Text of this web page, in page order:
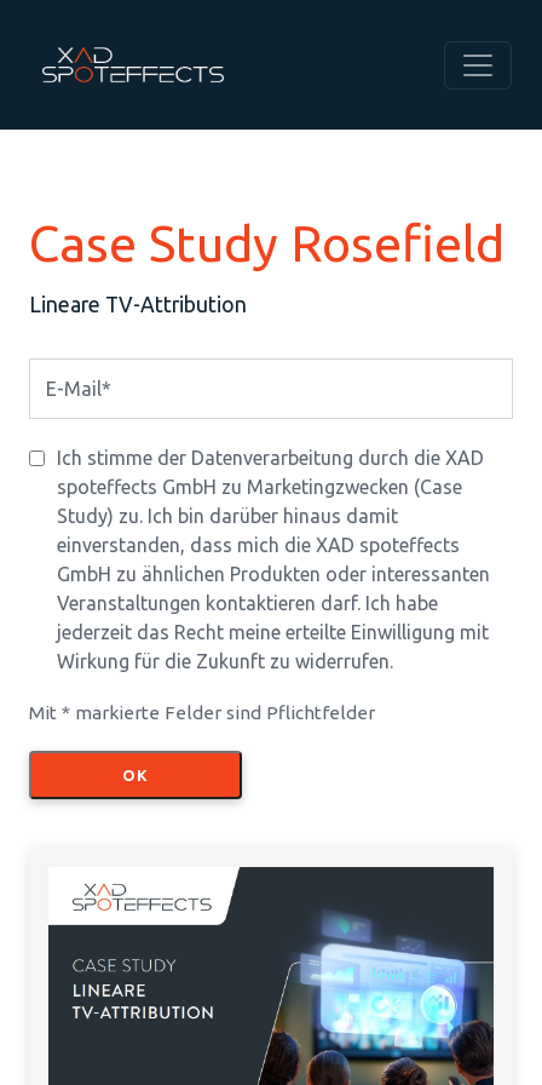
Case Study Rosefield
Lineare TV-Attribution
Ich stimme der Datenverarbeitung durch die XAD
spoteffects GmbH zu Marketingzwecken (Case
Study) zu. Ich bin darüber hinaus damit
einverstanden, dass mich die XAD spoteffects
GmbH zu ähnlichen Produkten oder interessanten
Veranstaltungen kontaktieren darf. Ich habe
jederzeit das Recht meine erteilte Einwilligung mit
Wirkung für die Zukunft zu widerrufen.
Mit * markierte Felder sind Pflichtfelder
OK